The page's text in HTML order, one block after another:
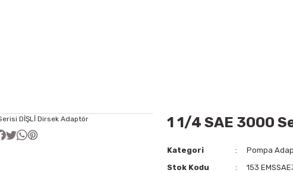
1 1/4 SAE 3000
Kategori
Pompa
Stok Kodu
153